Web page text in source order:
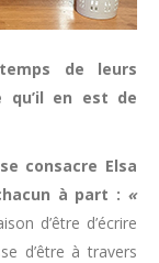
de leurs
qu’il en est de
consacre Elsa
à part : «
d’être d’écrire
d’être à travers